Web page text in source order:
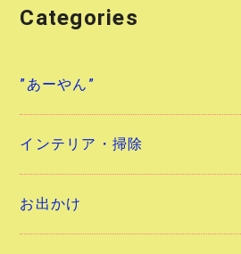
Categories
”あーやん”
インテリア・掃除
お出かけ